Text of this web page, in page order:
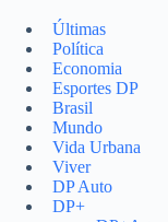
para
conteúdo
Últimas
Política
Economia
Esportes DP
Brasil
Mundo
Vida Urbana
Viver
DP Auto
DP+